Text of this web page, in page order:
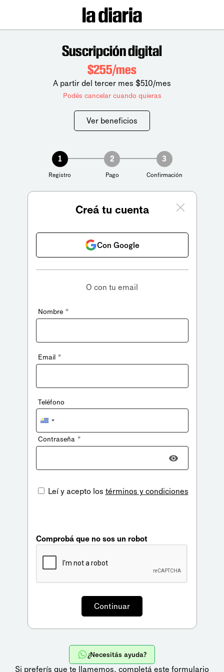
Suscripción digital
$255/mes
A partir del tercer mes $510/mes
Podés cancelar cuando quieras
Ver beneficios
1
Registro
2
Pago
3
Confirmación
Creá tu cuenta
Con Google
O con tu email
Nombre *
Email *
Teléfono
Uruguay
+598
Contraseña *
Leí y acepto los términos y condiciones
Comprobá que no sos un robot
¿Necesitás ayuda?
Si preferís que te llamemos, completá este formulario